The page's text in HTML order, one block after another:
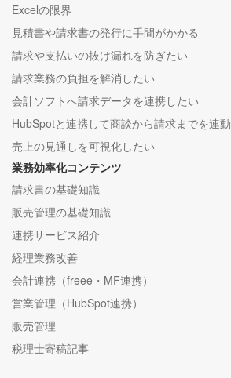
Excelの限界
見積書や請求書の発行に手間がかかる
請求や支払いの抜け漏れを防ぎたい
請求業務の負担を解消したい
会計ソフトへ請求データを連携したい
HubSpotと連携して商談から請求までを連動
売上の見通しを可視化したい
業務効率化コンテンツ
請求書の基礎知識
販売管理の基礎知識
連携サービス紹介
経理業務改善
会計連携（freee・MF連携）
営業管理（HubSpot連携）
販売管理
税理士寄稿記事